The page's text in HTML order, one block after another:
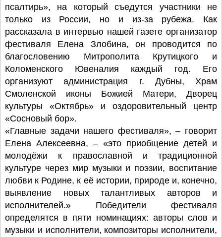
псалтирь», на который съедутся участники не
только из России, но и из-за рубежа. Как
рассказала в интервью нашей газете организатор
фестиваля Елена Злобина, он проводится по
благословению Митрополита Крутицкого и
Коломенского Ювеналия каждый год. Его
организуют администрация г. Дубны, Храм
Смоленской иконы Божией Матери, Дворец
культуры «Октябрь» и оздоровительный центр
«Сосновый бор».
«Главные задачи нашего фестиваля», – говорит
Елена Алексеевна, – «это приобщение детей и
молодёжи к православной и традиционной
культуре через мир музыки и поэзии, воспитание
любви к Родине, к её истории, природе и, конечно,
выявление новых талантливых авторов и
исполнителей.» Победители фестиваля
определятся в пяти номинациях: авторы слов и
музыки и исполнители, композиторы исполнители,